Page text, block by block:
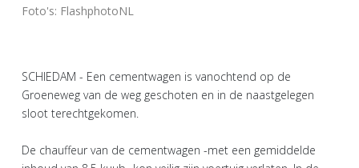
Foto's: FlashphotoNL
SCHIEDAM - Een cementwagen is vanochtend op de
Groeneweg van de weg geschoten en in de naastgelegen
sloot terechtgekomen.
De chauffeur van de cementwagen -met een gemiddelde